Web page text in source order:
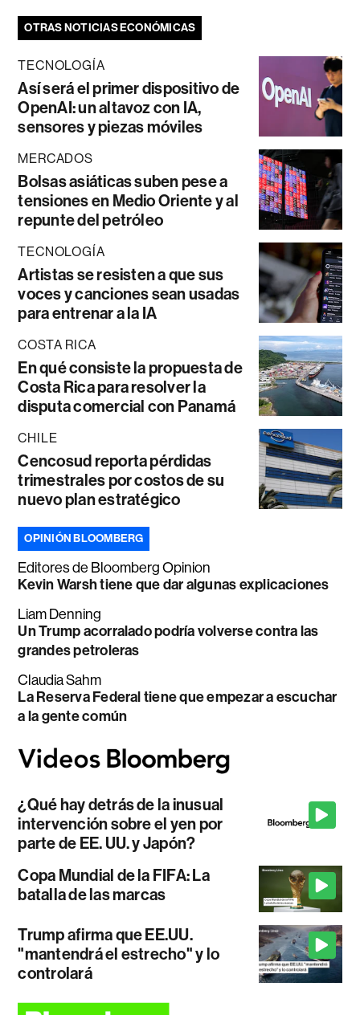
OTRAS NOTICIAS ECONÓMICAS
TECNOLOGÍA
Así será el primer dispositivo de
OpenAI: un altavoz con IA,
sensores y piezas móviles
MERCADOS
Bolsas asiáticas suben pese a
tensiones en Medio Oriente y al
repunte del petróleo
TECNOLOGÍA
Artistas se resisten a que sus
voces y canciones sean usadas
para entrenar a la IA
COSTA RICA
En qué consiste la propuesta de
Costa Rica para resolver la
disputa comercial con Panamá
CHILE
Cencosud reporta pérdidas
trimestrales por costos de su
nuevo plan estratégico
OPINIÓN BLOOMBERG
Editores de Bloomberg Opinion
Kevin Warsh tiene que dar algunas explicaciones
Liam Denning
Un Trump acorralado podría volverse contra las
grandes petroleras
Claudia Sahm
La Reserva Federal tiene que empezar a escuchar
a la gente común
¿Qué hay detrás de la inusual
intervención sobre el yen por
parte de EE. UU. y Japón?
Copa Mundial de la FIFA: La
batalla de las marcas
Trump afirma que EE.UU.
"mantendrá el estrecho" y lo
controlará